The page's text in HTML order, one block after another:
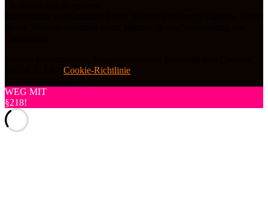
Cookie-Richtlinie
WEG MIT
§218!